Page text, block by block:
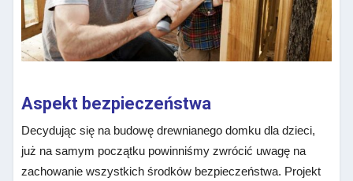
Aspekt bezpieczeństwa
Decydując się na budowę drewnianego domku dla dzieci,
już na samym początku powinniśmy zwrócić uwagę na
zachowanie wszystkich środków bezpieczeństwa. Projekt